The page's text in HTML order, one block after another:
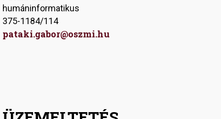
humáninformatikus
375-1184/114
pataki.gabor@oszmi.hu